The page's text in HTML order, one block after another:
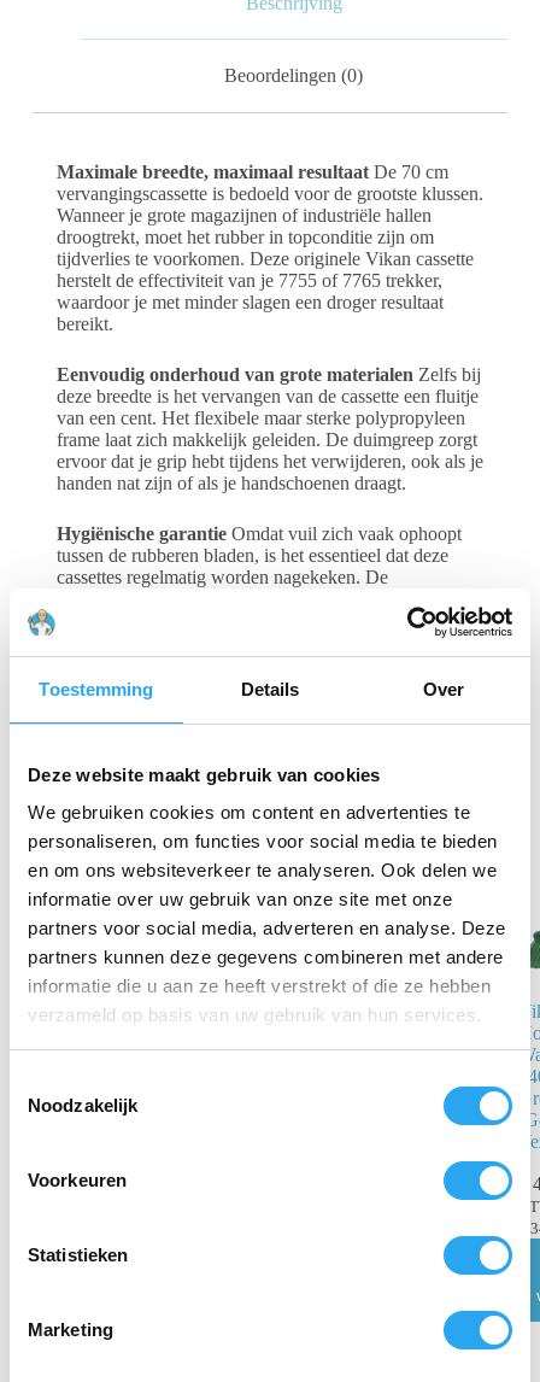
Toestemming Details Over
Deze website maakt gebruik van cookies
We gebruiken cookies om content en advertenties te
personaliseren, om functies voor social media te bieden
en om ons websiteverkeer te analyseren. Ook delen we
informatie over uw gebruik van onze site met onze
partners voor social media, adverteren en analyse. Deze
partners kunnen deze gegevens combineren met andere
informatie die u aan ze heeft verstrekt of die ze hebben
verzameld op basis van uw gebruik van hun services.
Noodzakelijk
Voorkeuren
Statistieken
Marketing
Beoordelingen (0)
Maximale breedte, maximaal resultaatDe 70 cm
vervangingscassette is bedoeld voor de grootste klussen.
Wanneer je grote magazijnen of industriële hallen
droogtrekt, moet het rubber in topconditie zijn om
tijdverlies te voorkomen. Deze originele Vikan cassette
herstelt de effectiviteit van je 7755 of 7765 trekker,
waardoor je met minder slagen een droger resultaat
bereikt.
Eenvoudig onderhoud van grote materialen Zelfs bij
deze breedte is het vervangen van de cassette een fluitje
van een cent. Het flexibele maar sterke polypropyleen
frame laat zich makkelijk geleiden. De duimgreep zorgt
ervoor dat je grip hebt tijdens het verwijderen, ook als je
handen nat zijn of als je handschoenen draagt.
Hygiënische garantieOmdat vuil zich vaak ophoopt
tussen de rubberen bladen, is het essentieel dat deze
cassettes regelmatig worden nagekeken. De
klikken, stelt je in staat om zowel de trekkerkop als het
rubber grondig te reinigen en te ontdoen van biofilm of
resten reinigingsmiddel.
Vikan
Wandborstel